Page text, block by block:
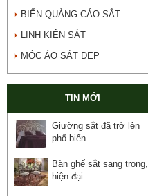
BIỂN QUẢNG CÁO SẮT
LINH KIỆN SẮT
MÓC ÁO SẮT ĐẸP
TIN MỚI
Giường sắt đã trở lên
phổ biến
Bàn ghế sắt sang trọng,
hiện đại